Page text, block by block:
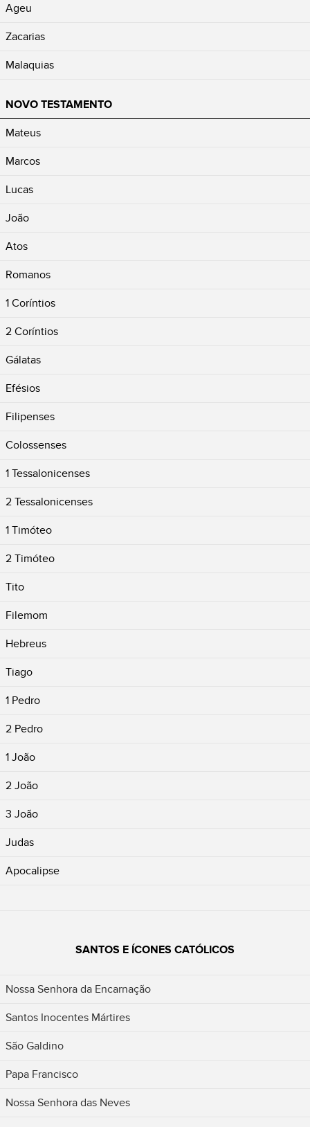
Ageu
Zacarias
Malaquias
NOVO TESTAMENTO
Mateus
Marcos
Lucas
João
Atos
Romanos
1 Coríntios
2 Coríntios
Gálatas
Efésios
Filipenses
Colossenses
1 Tessalonicenses
2 Tessalonicenses
1 Timóteo
2 Timóteo
Tito
Filemom
Hebreus
Tiago
1 Pedro
2 Pedro
1 João
2 João
3 João
Judas
Apocalipse
SANTOS E ÍCONES CATÓLICOS
Nossa Senhora da Encarnação
Santos Inocentes Mártires
São Galdino
Papa Francisco
Nossa Senhora das Neves